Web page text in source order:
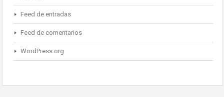
Feed de entradas
Feed de comentarios
WordPress.org